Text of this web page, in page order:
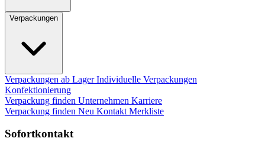
Verpackungen
Verpackungen ab LagerIndividuelle Verpackungen
Konfektionierung
Verpackung finden Unternehmen Karriere
Verpackung finden Neu Kontakt Merkliste
Sofortkontakt